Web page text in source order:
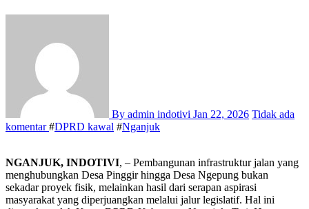
By admin indotivi Jan 22, 2026 Tidak ada
komentar#DPRD kawal #Nganjuk
NGANJUK, INDOTIVI, – Pembangunan infrastruktur jalan yang
menghubungkan Desa Pinggir hingga Desa Ngepung bukan
sekadar proyek fisik, melainkan hasil dari serapan aspirasi
masyarakat yang diperjuangkan melalui jalur legislatif. Hal ini